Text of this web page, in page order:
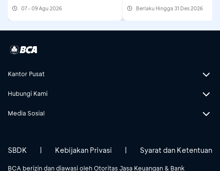
07 - 09 Agu 2026
Rp500 Ribu
Berlaku Hingga 31 Des 2026
Kantor Pusat
Hubungi Kami
Media Sosial
BCA berizin dan diawasi oleh Otoritas Jasa Keuangan & Bank
SBDK | Kebijakan Privasi | Syarat dan Ketentuan